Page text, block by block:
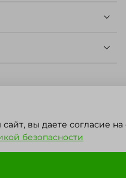
вы даете согласие
безопасности